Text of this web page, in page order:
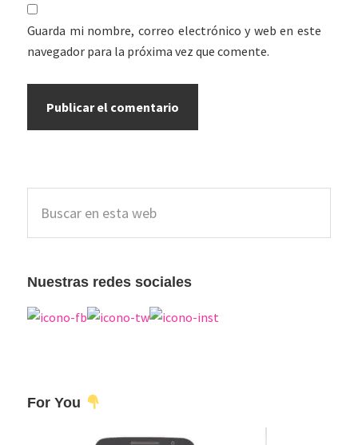
Guarda mi nombre, correo electrónico y web en este
navegador para la próxima vez que comente.
Barra
lateral
esta
Nuestras redes sociales
For You